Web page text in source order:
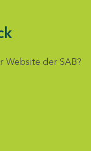
Website der SAB?
auswählen